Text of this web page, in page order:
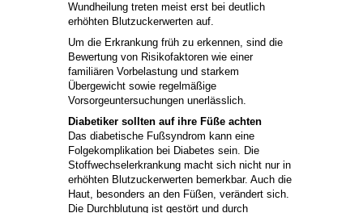
Wundheilung treten meist erst bei deutlich
erhöhten Blutzuckerwerten auf.
Um die Erkrankung früh zu erkennen, sind die
Bewertung von Risikofaktoren wie einer
familiären Vorbelastung und starkem
Übergewicht sowie regelmäßige
Vorsorgeuntersuchungen unerlässlich.
Diabetiker sollten auf ihre Füße achten
Das diabetische Fußsyndrom kann eine
Folgekomplikation bei Diabetes sein. Die
Stoffwechselerkrankung macht sich nicht nur in
erhöhten Blutzuckerwerten bemerkbar. Auch die
Haut, besonders an den Füßen, verändert sich.
Die Durchblutung ist gestört und durch